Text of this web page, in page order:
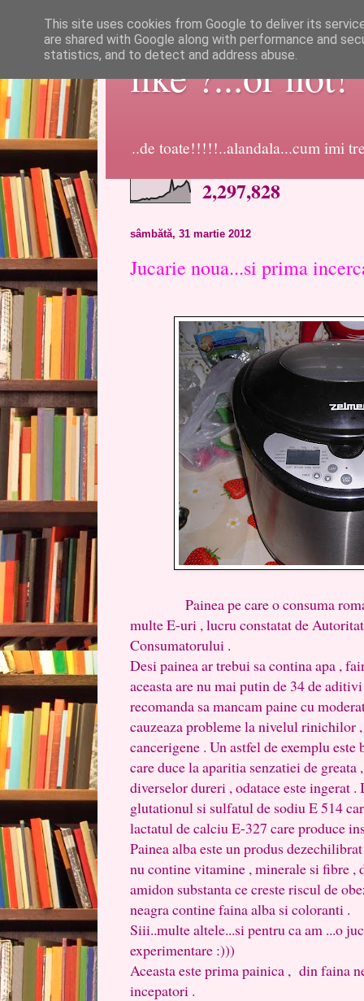
like ?...or not!
..de toate!!!!!..alandala...cum imi
2,297,828
sâmbătă, 31 martie 2012
Jucarie noua...si prima
Painea pe care o consuma
multe E-uri , lucru constatat de
Consumatorului .
Desi painea ar trebui sa contina apa ,
aceasta are nu mai putin de 34 de
recomanda sa mancam paine cu
cauzeaza probleme la nivelul rinichilor
cancerigene . Un astfel de exemplu
care duce la aparitia senzatiei de
diverselor dureri , odatace este ingerat .
glutationul si sulfatul de sodiu E 514
lactatul de calciu E-327 care produce
Painea alba este un produs
nu contine vitamine , minerale si fibre ,
amidon substanta ce creste riscul de
neagra contine faina alba si coloranti .
Siii..multe altele...si pentru ca am ...o
experimentare :)))
Aceasta este prima painica , din faina
incepatori .
This site uses cookies from Google to deliver its
are shared with Google along with performance and
statistics, and to detect and address abuse.